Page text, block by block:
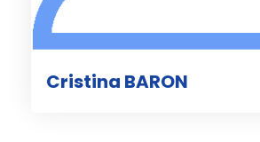
Cristina BARON